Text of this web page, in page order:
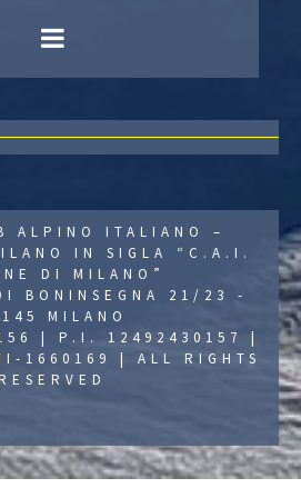
ALPINO ITALIANO –
IN SIGLA “C.A.I.
DI MILANO”
BONINSEGNA 21/23 -
MILANO
| P.I. 12492430157 |
1660169 | ALL RIGHTS